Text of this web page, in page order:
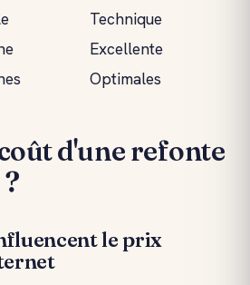
Technique
Excellente
Optimales
d'une refonte
le prix